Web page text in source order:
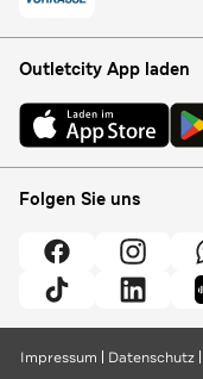
Outletcity App laden
Folgen Sie uns
Impressum Datenschutz